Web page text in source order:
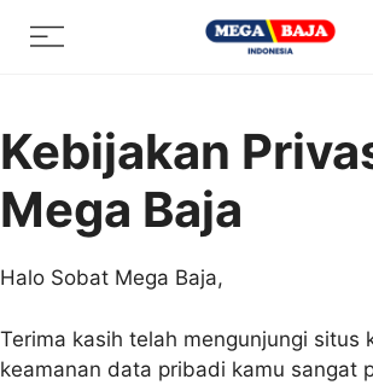
Menu
Kebijakan
Mega Baja
Halo Sobat Mega Baja,
Terima kasih telah mengunjungi situs
keamanan data pribadi kamu sangat